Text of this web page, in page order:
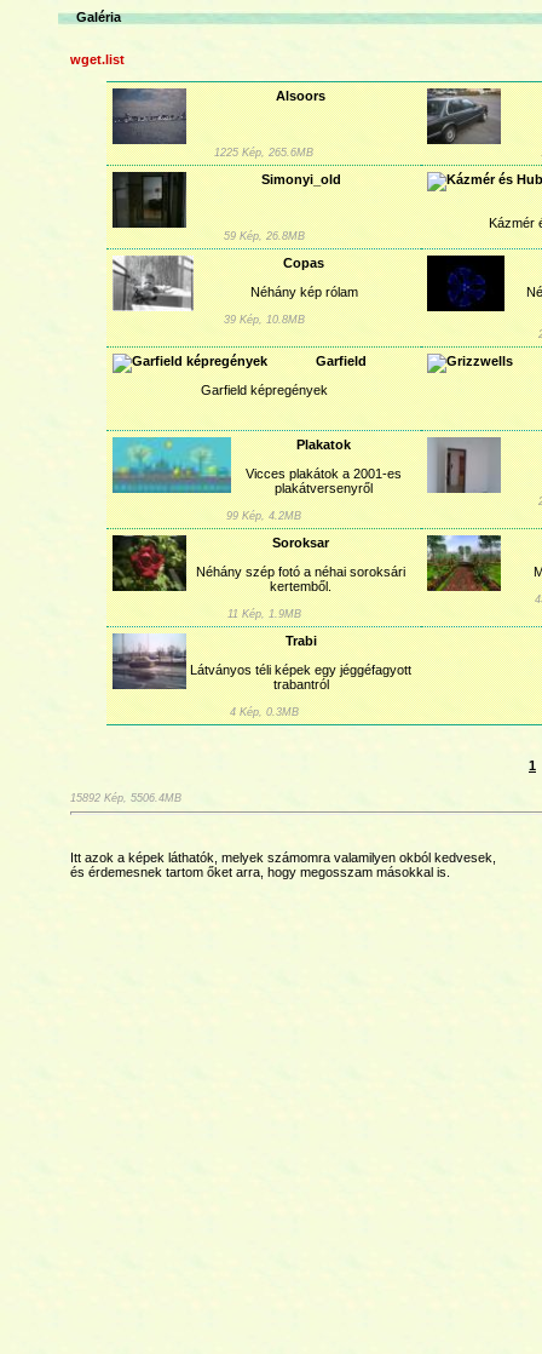
Galéria
wget.list
Alsoors
1225 Kép, 265.6MB
Simonyi_old
59 Kép, 26.8MB
Kázmér
Copas
Néhány kép rólam
39 Kép, 10.8MB
Garfield
Garfield képregények
Plakatok
Vicces plakátok a 2001-es
plakátversenyről
99 Kép, 4.2MB
Soroksar
Néhány szép fotó a néhai soroksári
kertemből.
11 Kép, 1.9MB
Trabi
Látványos téli képek egy jéggéfagyott
trabantról
4 Kép, 0.3MB
1
15892 Kép, 5506.4MB
Itt azok a képek láthatók, melyek számomra valamilyen okból kedvesek,
és érdemesnek tartom őket arra, hogy megosszam másokkal is.